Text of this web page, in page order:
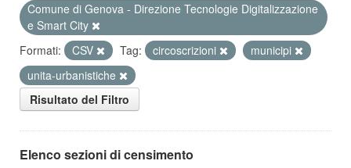
Comune di Genova - Direzione Tecnologie Digitalizzazione
e Smart City
Formati:
CSV Tag: circoscrizioni
municipi
unita-urbanistiche
Risultato del Filtro
Elenco sezioni di censimento